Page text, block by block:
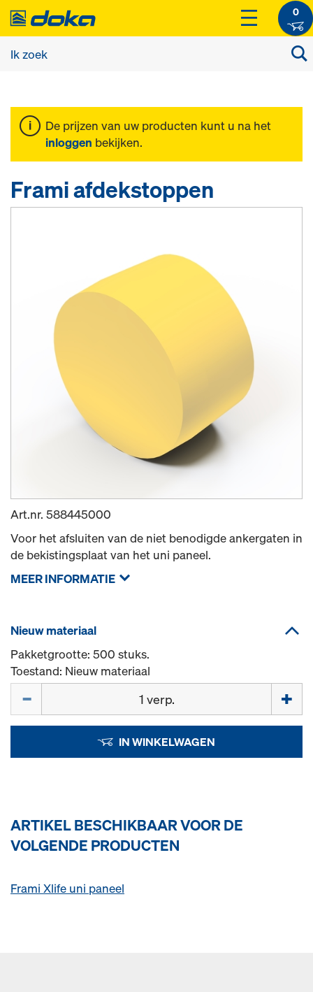
0
De prijzen van uw producten kunt u na het
inloggen bekijken.
Frami afdekstoppen
Art.nr. 588445000
Voor het afsluiten van de niet benodigde ankergaten in
de bekistingsplaat van het uni paneel.
MEER INFORMATIE
Nieuw materiaal
Pakketgrootte: 500 stuks.
Toestand: Nieuw materiaal
IN WINKELWAGEN
ARTIKEL BESCHIKBAAR VOOR DE
VOLGENDE PRODUCTEN
Frami Xlife uni paneel